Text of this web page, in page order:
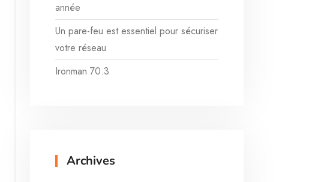
année
Un pare-feu est essentiel pour sécuriser
votre réseau
Ironman 70.3
Archives